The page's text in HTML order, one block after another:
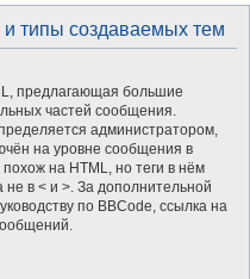
типы создаваемых тем
предлагающая большие
частей сообщения.
администратором,
на уровне сообщения в
на HTML, но теги в нём
не в < и >. За дополнительной
по BBCode, ссылка на